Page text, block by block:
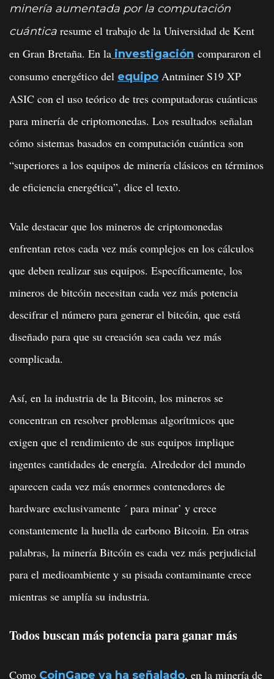
minería aumentada por la computación
cuántica resume el trabajo de la Universidad de Kent
en Gran Bretaña. En la investigación compararon el
consumo energético del equipo Antminer S19 XP
ASIC con el uso teórico de tres computadoras cuánticas
para minería de criptomonedas. Los resultados señalan
cómo sistemas basados ​​en computación cuántica son
“superiores a los equipos de minería clásicos en términos
de eficiencia energética”, dice el texto.
Vale destacar que los mineros de criptomonedas
enfrentan retos cada vez más complejos en los cálculos
que deben realizar sus equipos. Específicamente, los
mineros de bitcóin necesitan cada vez más potencia
descifrar el número para generar el bitcóin, que está
diseñado para que su creación sea cada vez más
complicada.
Así, en la industria de la Bitcoin, los mineros se
concentran en resolver problemas algorítmicos que
exigen que el rendimiento de sus equipos implique
ingentes cantidades de energía. Alrededor del mundo
aparecen cada vez más enormes contenedores de
hardware exclusivamente ´ para minar’ y crece
constantemente la huella de carbono Bitcoin. En otras
palabras, la minería Bitcóin es cada vez más perjudicial
para el medioambiente y su pisada contaminante crece
mientras se amplía su industria.
Todos buscan más potencia para ganar más
Como CoinGape ya ha señalado, en la minería de